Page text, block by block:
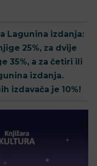
Lagunina izdanja:
25%, za dvije
35%, a za četiri ili
izdanja.
izdavača je 10%!